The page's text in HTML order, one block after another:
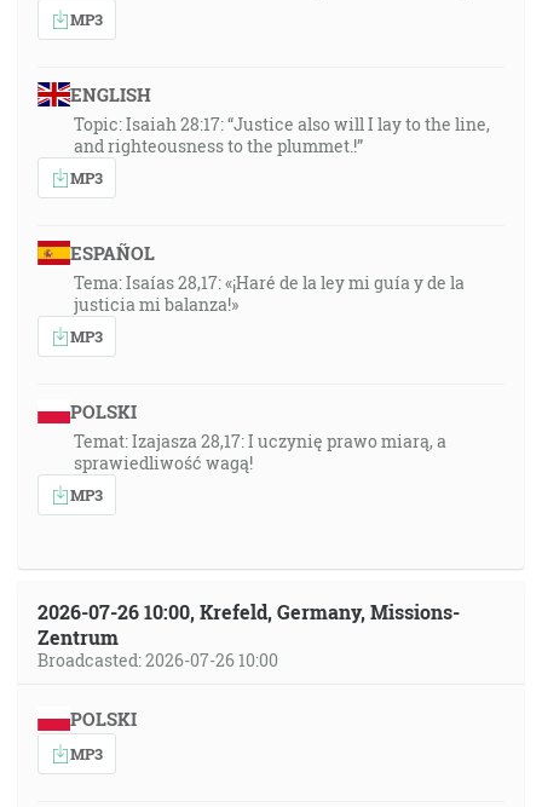
MP3
ENGLISH
Topic: Isaiah 28:17: “Justice also will I lay to the line,
and righteousness to the plummet.!”
MP3
ESPAÑOL
Tema: Isaías 28,17: «¡Haré de la ley mi guía y de la
justicia mi balanza!»
MP3
POLSKI
Temat: Izajasza 28,17: I uczynię prawo miarą, a
sprawiedliwość wagą!
MP3
2026-07-26 10:00, Krefeld, Germany, Missions-
Zentrum
Broadcasted: 2026-07-26 10:00
POLSKI
MP3